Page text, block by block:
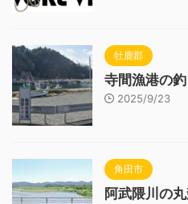
牡鹿郡
寺間漁港の
2025/9/23
角田市
阿武隈川の